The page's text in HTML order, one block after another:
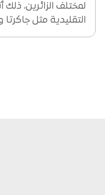
لمختلف الزائرين، ذلك
التقليدية مثل
كجبل برومو، وتعطي